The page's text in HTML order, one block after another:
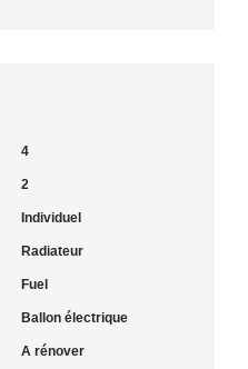
4
2
Individuel
Radiateur
Fuel
Ballon électrique
A rénover